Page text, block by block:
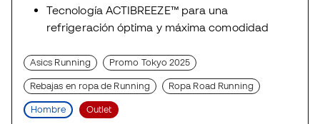
Tecnología ACTIBREEZE™ para una
refrigeración óptima y máxima comodidad
Asics Running Promo Tokyo 2025
Rebajas en ropa de Running Ropa Road Running
Hombre Outlet